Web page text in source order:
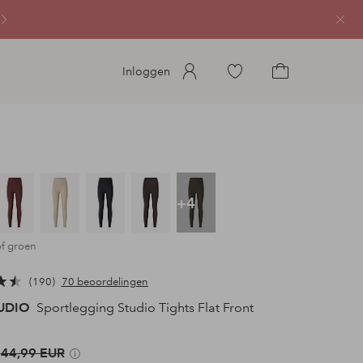
Inloggen
Ga
+4
groen
190 70 beoordelingen
Sportlegging Studio Tights Flat Front
44,99 EUR